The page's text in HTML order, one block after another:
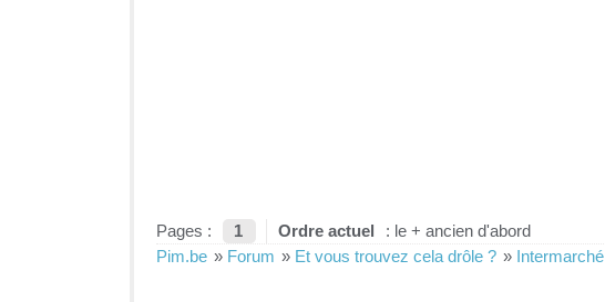
Pages : 1 Ordre actuel
: le + ancien d'abord
Pim.be » Forum » Et vous trouvez cela drôle ? » Intermarché